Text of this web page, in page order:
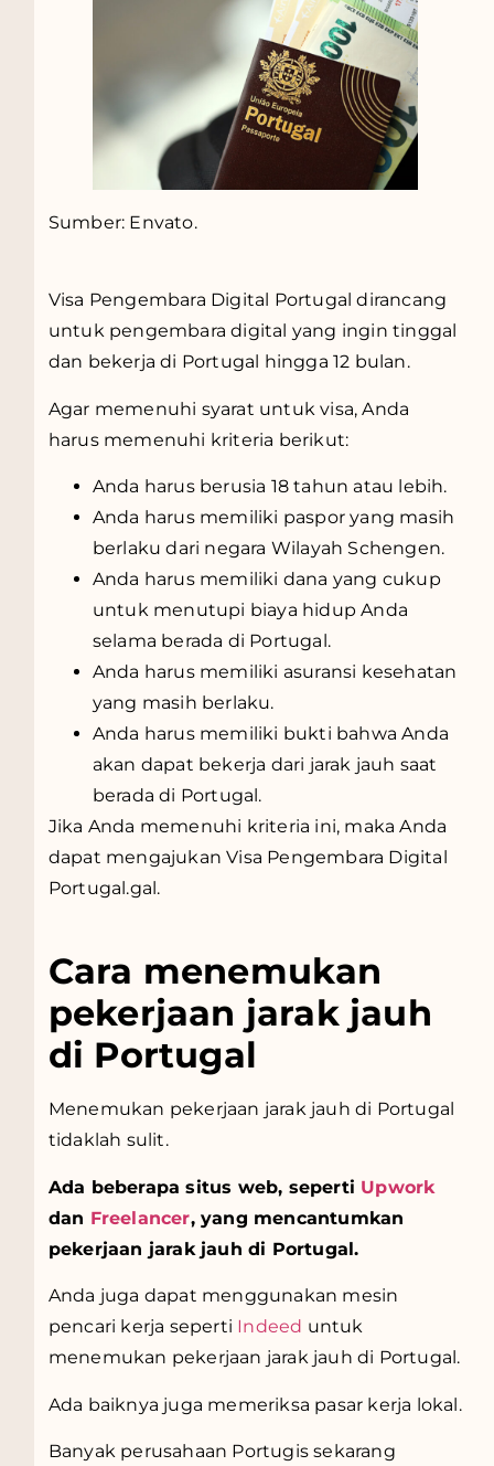
Sumber: Envato.
Visa Pengembara Digital Portugal dirancang
untuk pengembara digital yang ingin tinggal
dan bekerja di Portugal hingga 12 bulan.
Agar memenuhi syarat untuk visa, Anda
harus memenuhi kriteria berikut:
Anda harus berusia 18 tahun atau lebih.
Anda harus memiliki paspor yang masih
berlaku dari negara Wilayah Schengen.
Anda harus memiliki dana yang cukup
untuk menutupi biaya hidup Anda
selama berada di Portugal.
Anda harus memiliki asuransi kesehatan
yang masih berlaku.
Anda harus memiliki bukti bahwa Anda
akan dapat bekerja dari jarak jauh saat
berada di Portugal.
Jika Anda memenuhi kriteria ini, maka Anda
dapat mengajukan Visa Pengembara Digital
Portugal.gal.
Cara menemukan
pekerjaan jarak jauh
di Portugal
Menemukan pekerjaan jarak jauh di Portugal
tidaklah sulit.
Ada beberapa situs web, seperti Upwork
dan Freelancer, yang mencantumkan
pekerjaan jarak jauh di Portugal.
Anda juga dapat menggunakan mesin
pencari kerja seperti Indeed untuk
menemukan pekerjaan jarak jauh di Portugal.
Ada baiknya juga memeriksa pasar kerja lokal.
Banyak perusahaan Portugis sekarang